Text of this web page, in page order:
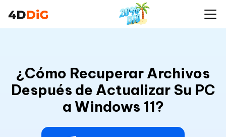
¿Cómo Recuperar Archivos
Después de Actualizar Su PC
a Windows 11?